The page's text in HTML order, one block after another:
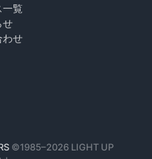
一覧
せ
わせ
©1985–2026 LIGHT UP